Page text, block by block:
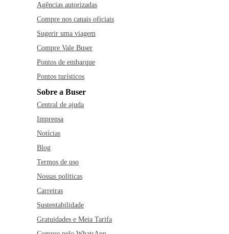
Agências autorizadas
Compre nos canais oficiais
Sugerir uma viagem
Compre Vale Buser
Pontos de embarque
Pontos turísticos
Sobre a Buser
Central de ajuda
Imprensa
Notícias
Blog
Termos de uso
Nossas políticas
Carreiras
Sustentabilidade
Gratuidades e Meia Tarifa